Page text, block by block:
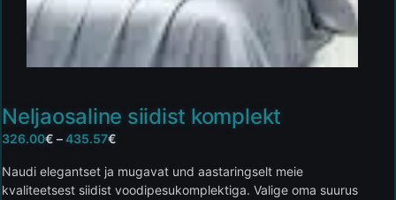
Neljaosaline siidist komplekt
326.00€ –435.57€
Naudi elegantset ja mugavat und aastaringselt meie
kvaliteetsest siidist voodipesukomplektiga. Valige oma suurus